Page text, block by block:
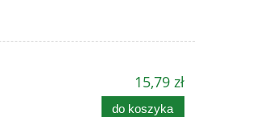
15,79 zł
do koszyka